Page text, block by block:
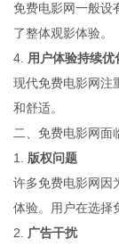
免费电影网一般设
了整体观影体验。
4. 用户体验持续优
现代免费电影网注
和舒适。
二、免费电影网面
1. 版权问题
许多免费电影网因
体验。用户在选择
2. 广告干扰